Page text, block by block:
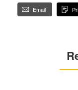
Email